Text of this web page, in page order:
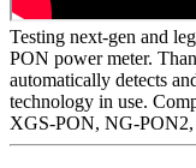
Testing next-gen and
PON power meter.
automatically detects
technology in use.
XGS-PON, NG-